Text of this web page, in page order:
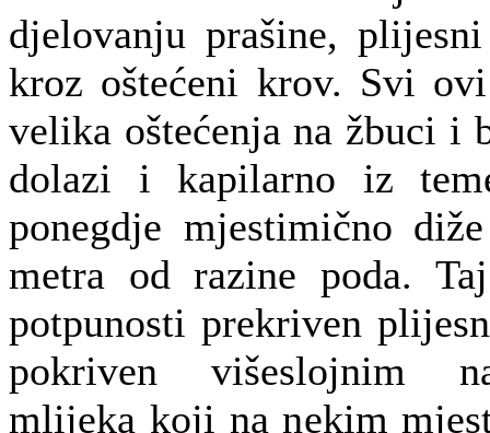
djelovanju prašine,
kroz oštećeni krov. Svi
velika oštećenja na žbuci i
dolazi i kapilarno iz
ponegdje mjestimično
metra od razine poda.
potpunosti prekriven
pokriven višeslojnim
mlijeka koji na nekim